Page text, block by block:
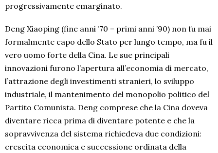
progressivamente emarginato.
Deng Xiaoping (fine anni ’70 – primi anni ’90) non fu mai
formalmente capo dello Stato per lungo tempo, ma fu il
vero uomo forte della Cina. Le sue principali
innovazioni furono l’apertura all’economia di mercato,
l’attrazione degli investimenti stranieri, lo sviluppo
industriale, il mantenimento del monopolio politico del
Partito Comunista. Deng comprese che la Cina doveva
diventare ricca prima di diventare potente e che la
sopravvivenza del sistema richiedeva due condizioni:
crescita economica e successione ordinata della